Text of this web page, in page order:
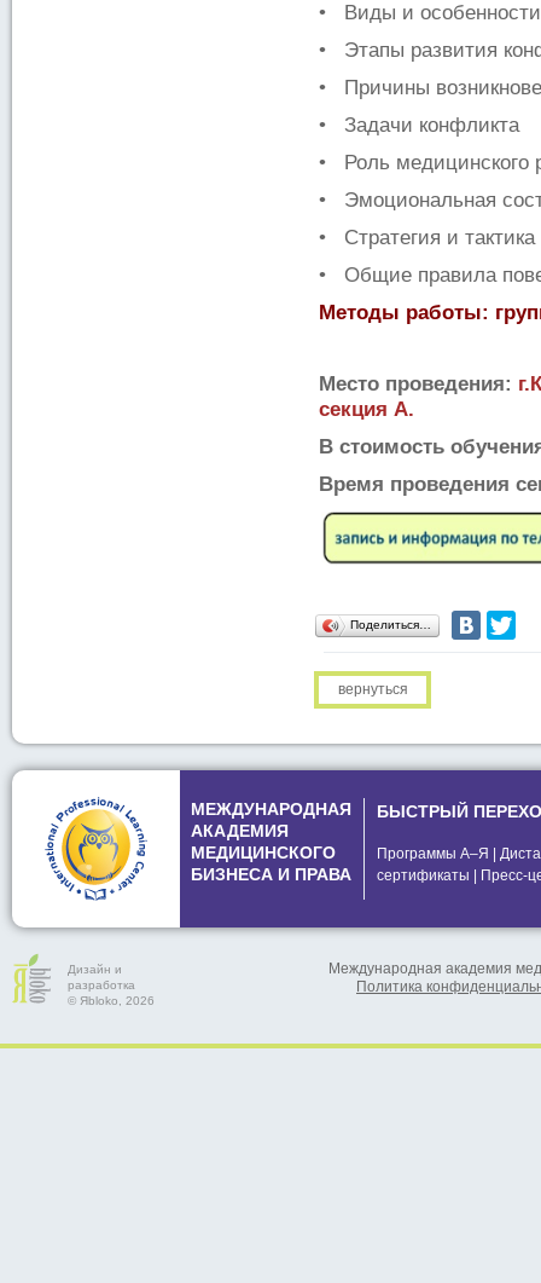
• Виды и
• Этапы развития
• Причины
• Задачи конфликта
• Роль медицинского
• Эмоциональная
• Стратегия и
• Общие правила
Методы работы:
Место проведения:
секция А.
В стоимость
Время проведения
Поделиться…
вернуться
МЕЖДУНАРОДНАЯ
АКАДЕМИЯ
МЕДИЦИНСКОГО
БИЗНЕСА И ПРАВА
БЫСТРЫЙ
Программы А–Я
сертификаты
Пресс-
Дизайн и
разработка
© Яbloko, 2026
Международная академия
Политика